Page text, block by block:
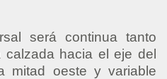
será continua tanto
calzada hacia el eje del
mitad oeste y variable